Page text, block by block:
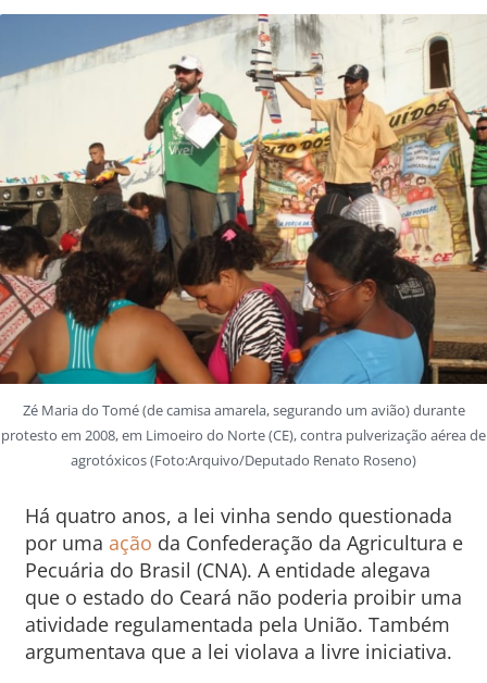
Zé Maria do Tomé (de camisa amarela, segurando um avião) durante
protesto em 2008, em Limoeiro do Norte (CE), contra pulverização aérea de
agrotóxicos (Foto:Arquivo/Deputado Renato Roseno)
Há quatro anos, a lei vinha sendo questionada
por uma ação da Confederação da Agricultura e
Pecuária do Brasil (CNA). A entidade alegava
que o estado do Ceará não poderia proibir uma
atividade regulamentada pela União. Também
argumentava que a lei violava a livre iniciativa.